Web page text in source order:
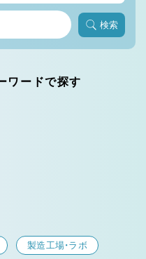
検索
ワードで探す
製造工場・ラボ